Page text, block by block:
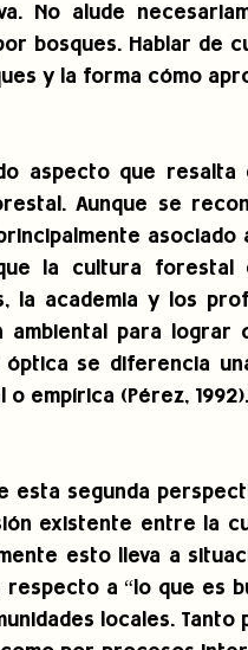
No alude
bosques. Hablar de
y la forma cómo
aspecto que
Aunque se
la cultura
la academia y los
ambiental para lograr
óptica se diferencia
o empírica (Pérez, 1992).
esta segunda
existente entre la
esto lleva a
a “lo que es
locales.